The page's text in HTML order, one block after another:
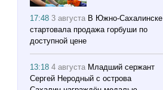
17:483 августа В Южно-Сахалинске
стартовала продажа горбуши по
доступной цене
13:184 августа Младший сержант
Сергей Неродный с острова